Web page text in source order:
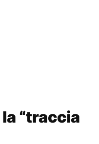
“traccia